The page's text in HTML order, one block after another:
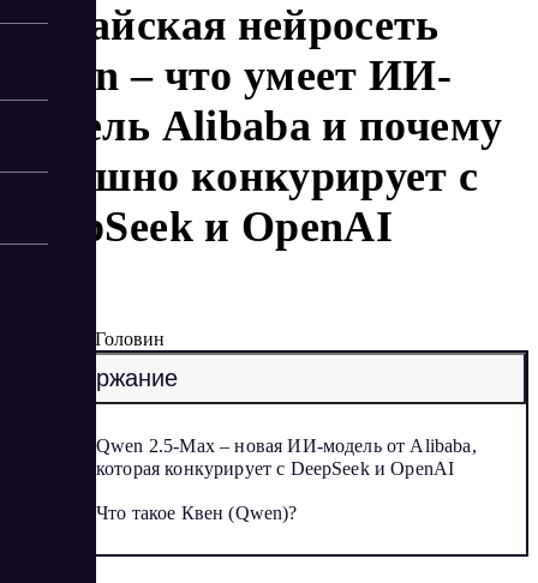
Китайская нейросеть
Qwen – что умеет ИИ-
модель Alibaba и почему
успешно конкурирует с
DeepSeek и OpenAI
Артур Головин
Содержание
Qwen 2.5-Max – новая ИИ-модель от Alibaba,
которая конкурирует с DeepSeek и OpenAI
Что такое Квен (Qwen)?